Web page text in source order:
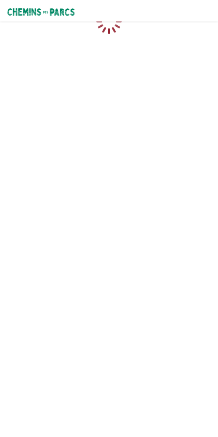
Chemins des Parcs
Loading